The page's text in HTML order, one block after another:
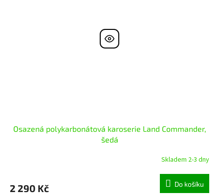
Osazená polykarbonátová karoserie Land Commander,
šedá
Skladem 2-3 dny
2 290 Kč Do košíku